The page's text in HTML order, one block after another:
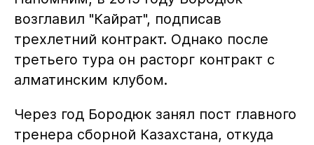
возглавил "Кайрат", подписав
трехлетний контракт. Однако после
третьего тура он расторг контракт с
алматинским клубом.
Через год Бородюк занял пост главного
тренера сборной Казахстана, откуда